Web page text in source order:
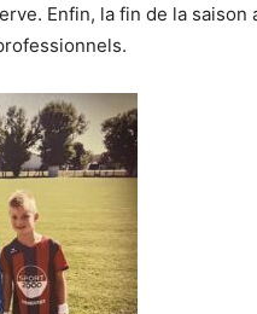
Enfin, la fin de la